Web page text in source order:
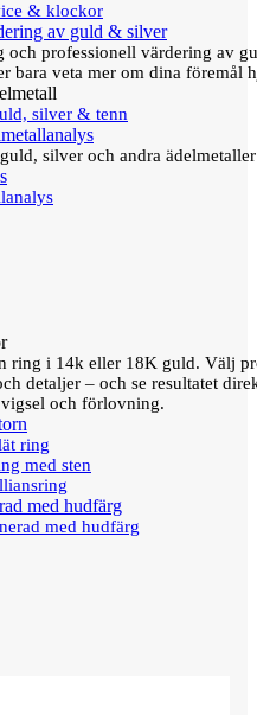
& klockor
av guld & silver
professionell värdering av
bara veta mer om dina föremål
silver & tenn
silver och andra
ring i 14k eller 18K guld. Välj
detaljer – och se resultatet
och förlovning.
ring
med sten
med hudfärg